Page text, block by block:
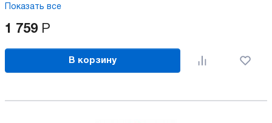
Показать все
1 759 Р
В корзину